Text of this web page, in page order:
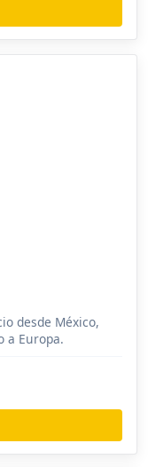
desde México,
a Europa.